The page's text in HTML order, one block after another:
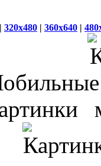
| 320x480 | 360x640 |